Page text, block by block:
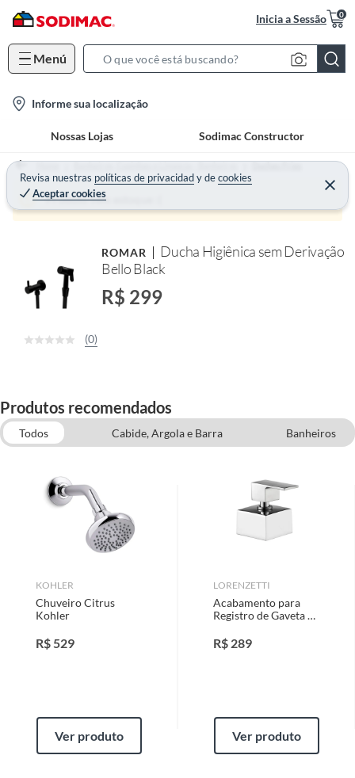
Inicia a Sessão 0
Menú
S
c
h
B
r
a
o
Informe sua localização
Nossas Lojas Sodimac Constructor
Revisa nuestras políticas de privacidadydecookies
Aceptar cookies
Home Banheiros, Cozinhas e Limpeza - Banheiros Duchas Frias
Produto sem estoque :(
ROMAR
Ducha Higiênica sem Derivação
Bello Black
R$ 299
(0)
Produtos recomendados
Todos Cabide, Argola e Barra
Banheiros
Banheiros, Cozinhas e Limpeza
KOHLER
Chuveiro Citrus
Kohler
R$529
Ver produto
LORENZETTI
Acabamento para
Registro de Gaveta e
e 3/4" LorenVogue
Cromado
R$ 289
Ver produto